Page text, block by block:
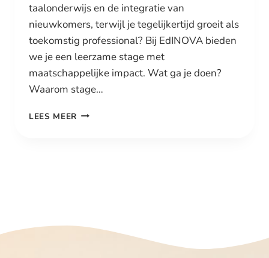
taalonderwijs en de integratie van
nieuwkomers, terwijl je tegelijkertijd groeit als
toekomstig professional? Bij EdINOVA bieden
we je een leerzame stage met
maatschappelijke impact. Wat ga je doen?
Waarom stage…
LEES MEER MAAK